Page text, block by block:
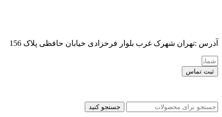
آدرس :تهران شهرک غرب بلوار فرحزادی خیابان حافظی پلاک 156
ثبت تماس
جستجو کنید